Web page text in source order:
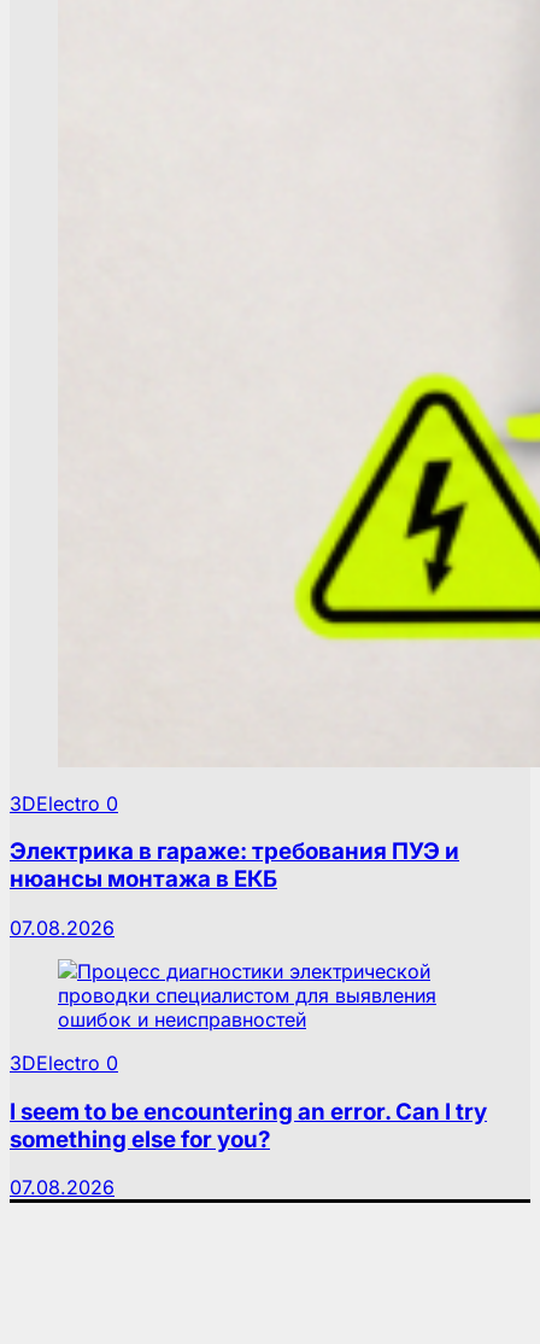
3DElectro 0
Электрика в гараже: требования ПУЭ и
нюансы монтажа в ЕКБ
07.08.2026
3DElectro 0
I seem to be encountering an error. Can I try
something else for you?
07.08.2026